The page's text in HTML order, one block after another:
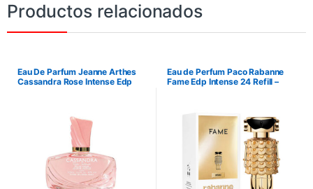
Productos relacionados
Eau De Parfum Jeanne Arthes
Cassandra Rose Intense Edp
Eau de Perfum Paco Rabanne
Fame Edp Intense 24 Refill –